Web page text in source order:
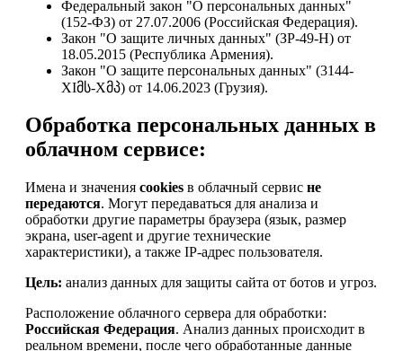
Федеральный закон "О персональных данных"
(152-ФЗ) от 27.07.2006 (Российская Федерация).
Закон "О защите личных данных" (ЗР-49-Н) от
18.05.2015 (Республика Армения).
Закон "О защите персональных данных" (3144-
XIმს-Xმპ) от 14.06.2023 (Грузия).
Обработка персональных данных в
облачном сервисе:
Имена и значения cookies в облачный сервис не
передаются. Могут передаваться для анализа и
обработки другие параметры браузера (язык, размер
экрана, user-agent и другие технические
характеристики), а также IP-адрес пользователя.
Цель: анализ данных для защиты сайта от ботов и угроз.
Расположение облачного сервера для обработки:
Российская Федерация. Анализ данных происходит в
реальном времени, после чего обработанные данные